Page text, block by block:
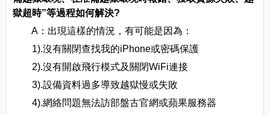
獄超時”等過程如何解決?
A：出現這樣的情況，有可能是因為：
1).沒有關閉查找我的iPhone或密碼保護
2).沒有開啟飛行模式及關閉WiFi連接
3).設備資料過多導致越獄慢或失敗
4).網絡問題無法訪部盤古官網或蘋果服務器